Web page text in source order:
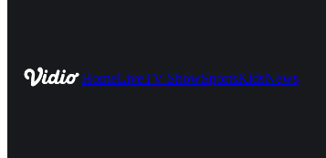
HomeLiveTV ShowSportsKidsNews